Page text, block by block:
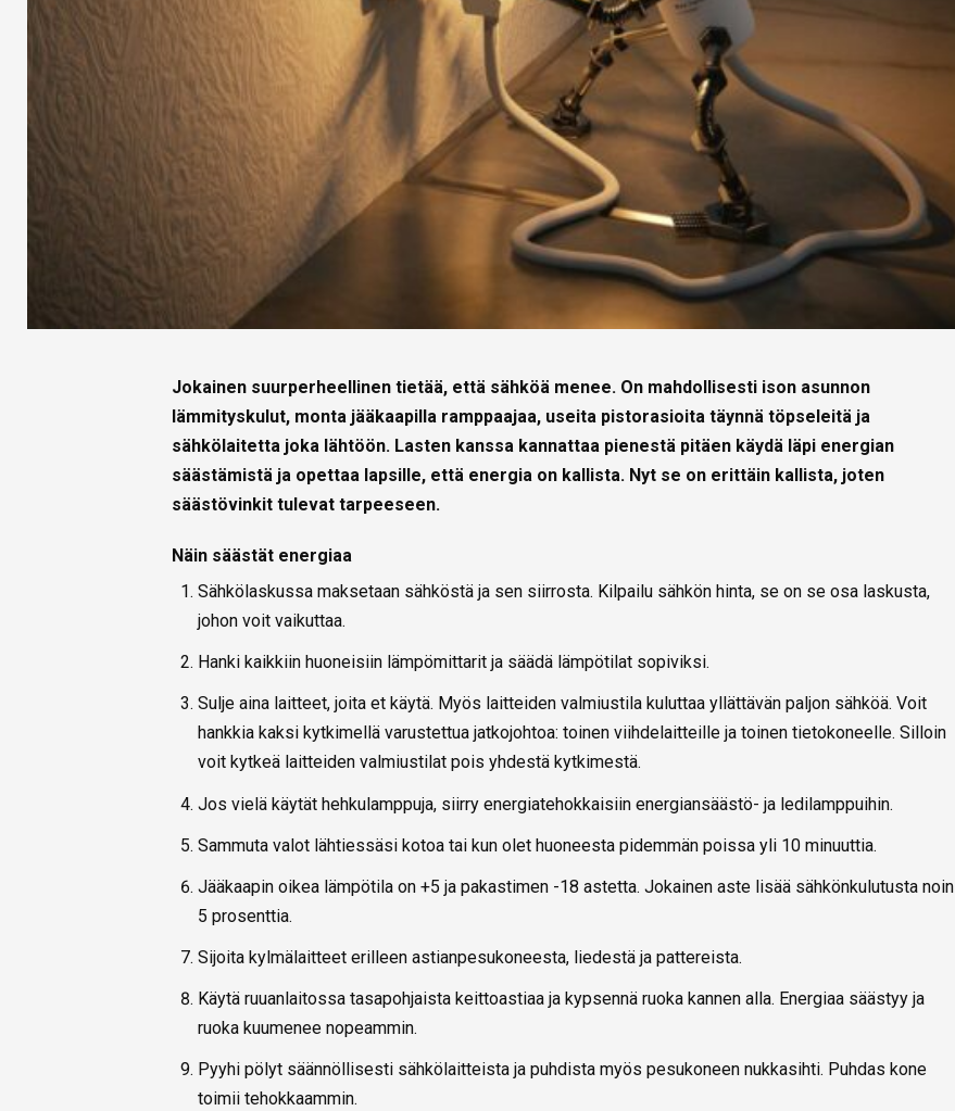
Jokainen suurperheellinen tietää, että sähköä menee. On mahdollisesti ison asunnon
lämmityskulut, monta jääkaapilla ramppaajaa, useita pistorasioita täynnä töpseleitä ja
sähkölaitetta joka lähtöön. Lasten kanssa kannattaa pienestä pitäen käydä läpi energian
säästämistä ja opettaa lapsille, että energia on kallista. Nyt se on erittäin kallista, joten
säästövinkit tulevat tarpeeseen.
Näin säästät energiaa
Sähkölaskussa maksetaan sähköstä ja sen siirrosta. Kilpailu sähkön hinta, se on se osa laskusta,
johon voit vaikuttaa.
Hanki kaikkiin huoneisiin lämpömittarit ja säädä lämpötilat sopiviksi.
Sulje aina laitteet, joita et käytä. Myös laitteiden valmiustila kuluttaa yllättävän paljon sähköä. Voit
hankkia kaksi kytkimellä varustettua jatkojohtoa: toinen viihdelaitteille ja toinen tietokoneelle. Silloin
voit kytkeä laitteiden valmiustilat pois yhdestä kytkimestä.
Jos vielä käytät hehkulamppuja, siirry energiatehokkaisiin energiansäästö- ja ledilamppuihin.
Sammuta valot lähtiessäsi kotoa tai kun olet huoneesta pidemmän poissa yli 10 minuuttia.
Jääkaapin oikea lämpötila on +5 ja pakastimen -18 astetta. Jokainen aste lisää sähkönkulutusta noin
5 prosenttia.
Sijoita kylmälaitteet erilleen astianpesukoneesta, liedestä ja pattereista.
Käytä ruuanlaitossa tasapohjaista keittoastiaa ja kypsennä ruoka kannen alla. Energiaa säästyy ja
ruoka kuumenee nopeammin.
Pyyhi pölyt säännöllisesti sähkölaitteista ja puhdista myös pesukoneen nukkasihti. Puhdas kone
toimii tehokkaammin.